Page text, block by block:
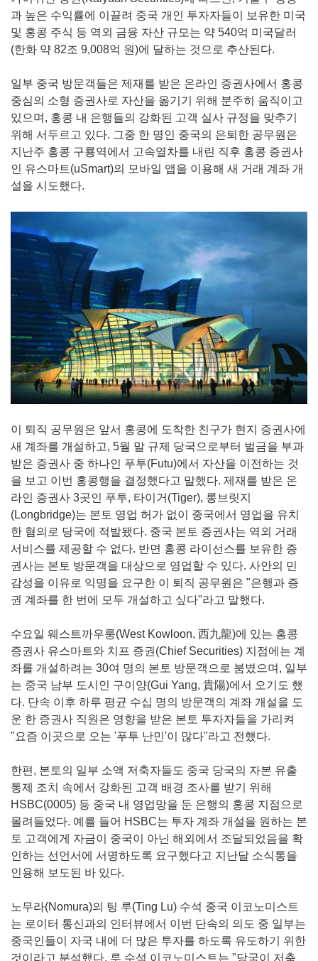
과 높은 수익률에 이끌려 중국 개인 투자자들이 보유한 미국
및 홍콩 주식 등 역외 금융 자산 규모는 약 540억 미국달러
(한화 약 82조 9,008억 원)에 달하는 것으로 추산된다.
일부 중국 방문객들은 제재를 받은 온라인 증권사에서 홍콩
중심의 소형 증권사로 자산을 옮기기 위해 분주히 움직이고
있으며, 홍콩 내 은행들의 강화된 고객 실사 규정을 맞추기
위해 서두르고 있다. 그중 한 명인 중국의 은퇴한 공무원은
지난주 홍콩 구룡역에서 고속열차를 내린 직후 홍콩 증권사
인 유스마트(uSmart)의 모바일 앱을 이용해 새 거래 계좌 개
설을 시도했다.
이 퇴직 공무원은 앞서 홍콩에 도착한 친구가 현지 증권사에
새 계좌를 개설하고, 5월 말 규제 당국으로부터 벌금을 부과
받은 증권사 중 하나인 푸투(Futu)에서 자산을 이전하는 것
을 보고 이번 홍콩행을 결정했다고 말했다. 제재를 받은 온
라인 증권사 3곳인 푸투, 타이거(Tiger), 롱브릿지
(Longbridge)는 본토 영업 허가 없이 중국에서 영업을 유치
한 혐의로 당국에 적발됐다. 중국 본토 증권사는 역외 거래
서비스를 제공할 수 없다. 반면 홍콩 라이선스를 보유한 증
권사는 본토 방문객을 대상으로 영업할 수 있다. 사안의 민
감성을 이유로 익명을 요구한 이 퇴직 공무원은 "은행과 증
권 계좌를 한 번에 모두 개설하고 싶다"라고 말했다.
수요일 웨스트까우룽(West Kowloon, 西九龍)에 있는 홍콩
증권사 유스마트와 치프 증권(Chief Securities) 지점에는 계
좌를 개설하려는 30여 명의 본토 방문객으로 붐볐으며, 일부
는 중국 남부 도시인 구이양(Gui Yang, 貴陽)에서 오기도 했
다. 단속 이후 하루 평균 수십 명의 방문객의 계좌 개설을 도
운 한 증권사 직원은 영향을 받은 본토 투자자들을 가리켜
"요즘 이곳으로 오는 '푸투 난민'이 많다"라고 전했다.
한편, 본토의 일부 소액 저축자들도 중국 당국의 자본 유출
통제 조치 속에서 강화된 고객 배경 조사를 받기 위해
HSBC(0005) 등 중국 내 영업망을 둔 은행의 홍콩 지점으로
몰려들었다. 예를 들어 HSBC는 투자 계좌 개설을 원하는 본
토 고객에게 자금이 중국이 아닌 해외에서 조달되었음을 확
인하는 선언서에 서명하도록 요구했다고 지난달 소식통을
인용해 보도된 바 있다.
노무라(Nomura)의 팅 루(Ting Lu) 수석 중국 이코노미스트
는 로이터 통신과의 인터뷰에서 이번 단속의 의도 중 일부는
중국인들이 자국 내에 더 많은 투자를 하도록 유도하기 위한
것이라고 분석했다. 루 수석 이코노미스트는 "당국이 저축